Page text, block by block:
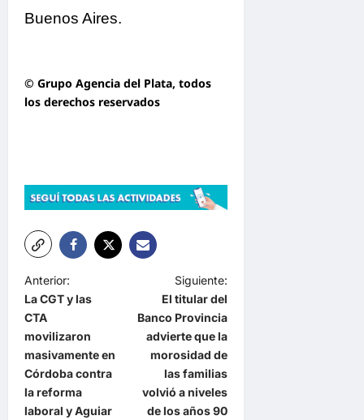
Buenos Aires.
© Grupo Agencia del Plata, todos
los derechos reservados
N
a
v
e
g
a
Anterior:
La CGT y las
CTA
movilizaron
masivamente en
Córdoba contra
la reforma
laboral y Aguiar
Siguiente:
El titular del
Banco Provincia
advierte que la
morosidad de
las familias
volvió a niveles
de los años 90